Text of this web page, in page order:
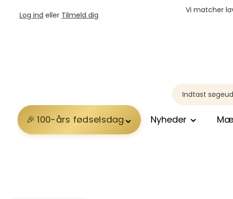
Log ind eller Tilmeld dig
Vi matcher
100-års fødselsdag Nyheder